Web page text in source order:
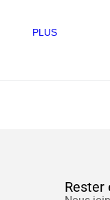
PLUS
Rester